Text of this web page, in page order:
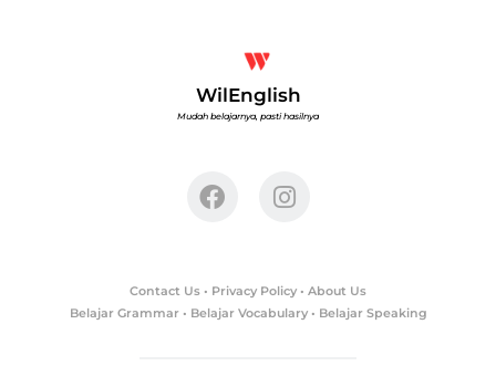
WilEnglish
Mudah belajarnya, pasti hasilnya
Contact Us • Privacy Policy • About Us
Belajar Grammar• Belajar Vocabulary• Belajar Speaking